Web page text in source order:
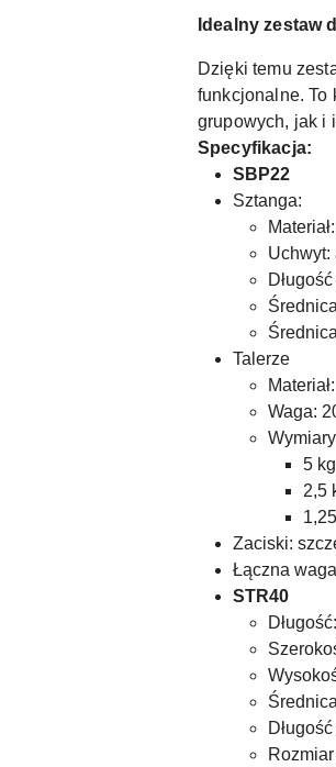
Idealny zestaw
Dzięki temu
funkcjonalne. To
grupowych, jak i
Specyfikacja:
SBP22
Sztanga:
Uchwyt:
Talerze
Waga:
5
2,5
Zaciski:
Łączna
STR40